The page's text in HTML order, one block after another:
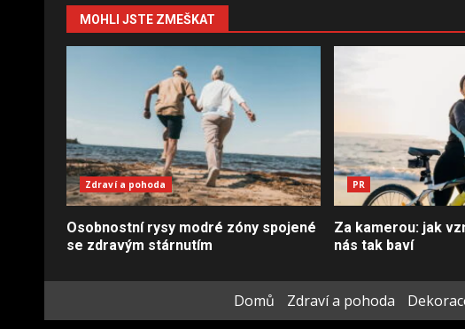
MOHLI JSTE ZMEŠKAT
Zdraví a pohoda
Osobnostní rysy modré zóny spojené
se zdravým stárnutím
PR
Za kamerou: jak
nás tak baví
Domů Zdraví a pohoda